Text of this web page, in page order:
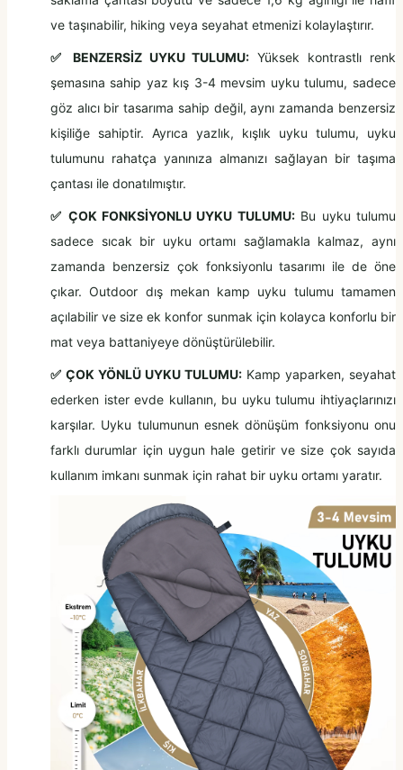
ve taşınabilir, hiking veya seyahat etmenizi kolaylaştırır.
✅ BENZERSİZ UYKU TULUMU: Yüksek kontrastlı renk
şemasına sahip yaz kış 3-4 mevsim uyku tulumu, sadece
göz alıcı bir tasarıma sahip değil, aynı zamanda benzersiz
kişiliğe sahiptir. Ayrıca yazlık, kışlık uyku tulumu, uyku
tulumunu rahatça yanınıza almanızı sağlayan bir taşıma
çantası ile donatılmıştır.
✅ ÇOK FONKSİYONLU UYKU TULUMU:Bu uyku tulumu
sadece sıcak bir uyku ortamı sağlamakla kalmaz, aynı
zamanda benzersiz çok fonksiyonlu tasarımı ile de öne
çıkar. Outdoor dış mekan kamp uyku tulumu tamamen
açılabilir ve size ek konfor sunmak için kolayca konforlu bir
mat veya battaniyeye dönüştürülebilir.
✅ ÇOK YÖNLÜ UYKU TULUMU:Kamp yaparken, seyahat
ederken ister evde kullanın, bu uyku tulumu ihtiyaçlarınızı
karşılar. Uyku tulumunun esnek dönüşüm fonksiyonu onu
farklı durumlar için uygun hale getirir ve size çok sayıda
kullanım imkanı sunmak için rahat bir uyku ortamı yaratır.